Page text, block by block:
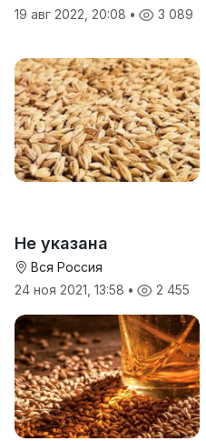
19 авг 2022, 20:08 • 3 089
Не указана
Вся Россия
24 ноя 2021, 13:58 • 2 455